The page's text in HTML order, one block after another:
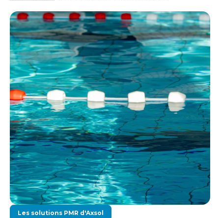
Les solutions PMR d'Axsol